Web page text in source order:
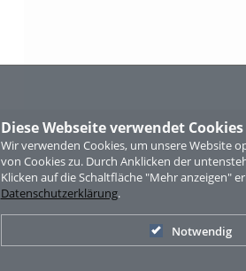
Diese Webseite verwendet Cookies
Wir verwenden Cookies, um unsere Website
von Cookies zu. Durch Anklicken der
Klicken auf die Schaltfläche "Mehr anzeigen"
Datenschutzerklärung.
Notwendig